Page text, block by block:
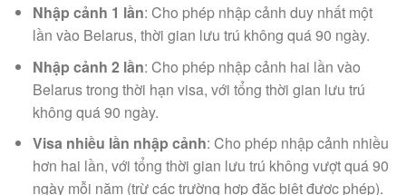
Nhập cảnh 1 lần: Cho phép nhập cảnh duy nhất một
lần vào Belarus, thời gian lưu trú không quá 90 ngày.
Nhập cảnh 2 lần: Cho phép nhập cảnh hai lần vào
Belarus trong thời hạn visa, với tổng thời gian lưu trú
không quá 90 ngày.
Visa nhiều lần nhập cảnh: Cho phép nhập cảnh nhiều
hơn hai lần, với tổng thời gian lưu trú không vượt quá 90
ngày mỗi năm (trừ các trường hợp đặc biệt được phép).